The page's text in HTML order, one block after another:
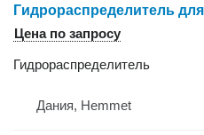
Цена по запросу
Гидрораспределитель
Дания, Hemmet